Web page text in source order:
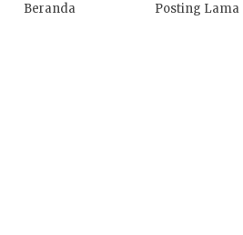
Posting Lama
Beranda